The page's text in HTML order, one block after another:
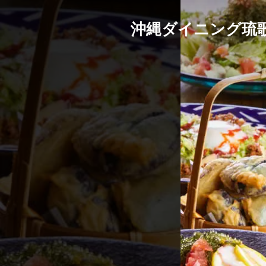
沖縄ダイニング琉